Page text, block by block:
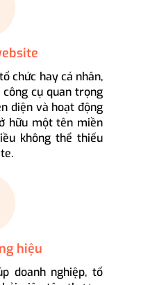
chức hay cá nhân,
cụ quan trọng
diện và hoạt động
hữu một tên miền
không thể thiếu
hiệu
doanh nghiệp, tổ